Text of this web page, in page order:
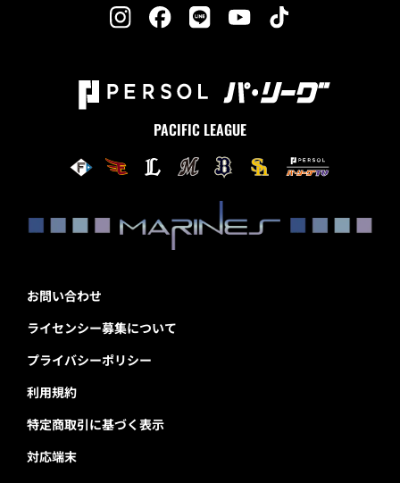
PACIFIC LEAGUE
お問い合わせ
ライセンシー募集について
プライバシーポリシー
利用規約
特定商取引に基づく表示
対応端末